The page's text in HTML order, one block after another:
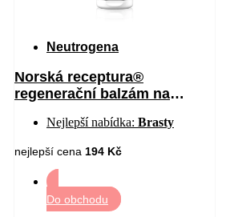
Neutrogena
Norská receptura®
regenerační balzám na
Nejlepší nabídka: Brasty
nejlepší cena 194 Kč
Do obchodu